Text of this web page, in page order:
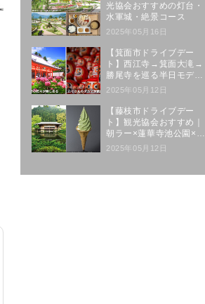
光協会おすすめの灯台・
水軍城・絶景コース
2025年05月16日
【箕面市ドライブデー
ト】西江寺→箕面大滝→
勝尾寺を巡る半日モデル
コース
2025年05月12日
【藤枝市ドライブデー
ト】観光協会おすすめ｜
朝ラー×蓮華寺池公園×玉
露体験
2025年05月12日